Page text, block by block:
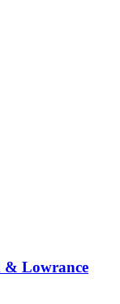
& Lowrance